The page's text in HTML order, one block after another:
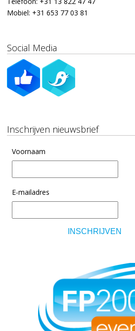
Mobiel: +31 653 77 03 81
Social Media
Inschrijven nieuwsbrief
Voornaam
E-mailadres